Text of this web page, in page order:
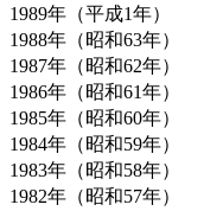
1989年（平成1年）
1988年（昭和63年）
1987年（昭和62年）
1986年（昭和61年）
1985年（昭和60年）
1984年（昭和59年）
1983年（昭和58年）
1982年（昭和57年）